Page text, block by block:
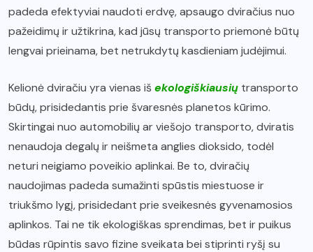
padeda efektyviai naudoti erdvę, apsaugo dviračius nuo
pažeidimų ir užtikrina, kad jūsų transporto priemonė būtų
lengvai prieinama, bet netrukdytų kasdieniam judėjimui.
Kelionė dviračiu yra vienas išekologiškiausių transporto
būdų, prisidedantis prie švaresnės planetos kūrimo.
Skirtingai nuo automobilių ar viešojo transporto, dviratis
nenaudoja degalų ir neišmeta anglies dioksido, todėl
neturi neigiamo poveikio aplinkai. Be to, dviračių
naudojimas padeda sumažinti spūstis miestuose ir
triukšmo lygį, prisidedant prie sveikesnės gyvenamosios
aplinkos. Tai ne tik ekologiškas sprendimas, bet ir puikus
būdas rūpintis savo fizine sveikata bei stiprinti ryšį su